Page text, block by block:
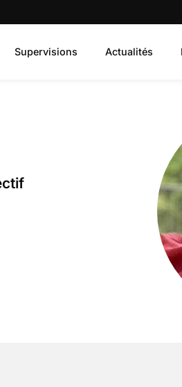
Supervisions Actualités